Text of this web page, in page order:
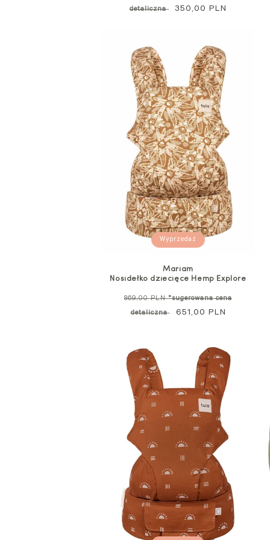
standardowa
detaliczna
Cena
350,00 PLN
Wyprzedaż
Mariam
Nosidełko dziecięce Hemp Explore
Cena
standardowa
869,00 PLN*sugerowana cena
detaliczna
Cena
651,00 PLN